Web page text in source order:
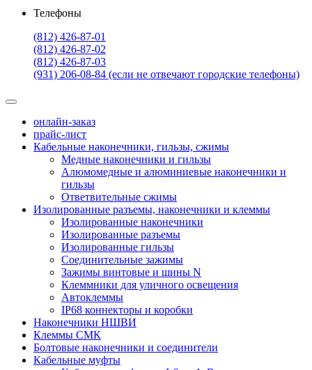
Телефоны
(812) 426-87-01
(812) 426-87-02
(812) 426-87-03
(931) 206-08-84 (если не отвечают городские телефоны)
онлайн-заказ
прайс-лист
Кабельные наконечники, гильзы, сжимы
Медные наконечники и гильзы
Алюмомедные и алюминиевые наконечники и
гильзы
Ответвительные сжимы
Изолированные разъемы, наконечники и клеммы
Изолированные наконечники
Изолированные разъемы
Изолированные гильзы
Соединительные зажимы
Зажимы винтовые и шины N
Клеммники для уличного освещения
Автоклеммы
IP68 коннекторы и коробки
Наконечники НШВИ
Клеммы СМК
Болтовые наконечники и соединители
Кабельные муфты